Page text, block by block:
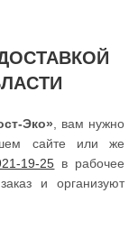
Эко», вам нужно
сайте или же
19-25 в рабочее
и организуют